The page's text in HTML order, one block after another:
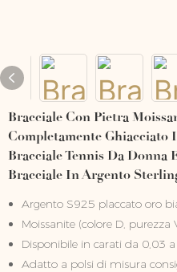
Bracciale Con Pietra
Completamente Ghiacciato
Bracciale Tennis Da Donna
Bracciale In Argento
Argento S925 placcato oro
Moissanite (colore D, purezza
Disponibile in carati da 0,03
Adatto a polsi di misura